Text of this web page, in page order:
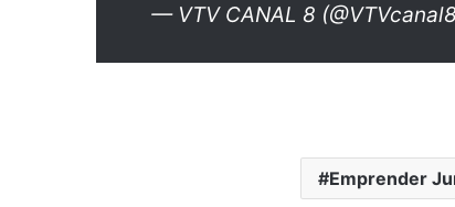
— VTV CANAL 8
Emprender